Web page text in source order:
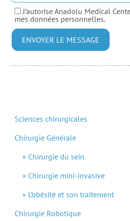
Sciences chirurgicales
Chirurgie Générale
Chirurgie du sein
Chirurgie mini-invasive
L’obésité et son traitement
Chirurgie Robotique
J’autorise Anadolu Medical
mes données personnelles.